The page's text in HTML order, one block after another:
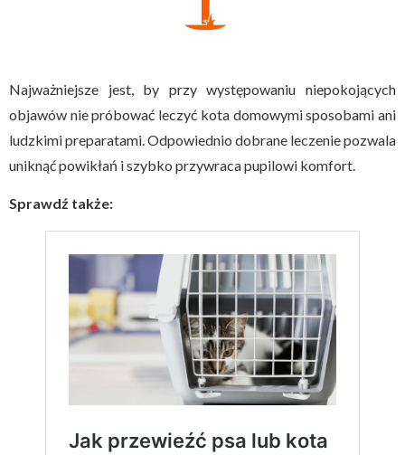
Najważniejsze jest, by przy występowaniu niepokojących
objawów nie próbować leczyć kota domowymi sposobami ani
ludzkimi preparatami. Odpowiednio dobrane leczenie pozwala
uniknąć powikłań i szybko przywraca pupilowi komfort.
Sprawdź także: